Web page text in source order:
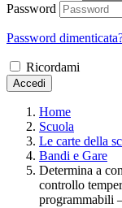
Password
Password
Ricordami
Accedi
Home
Scuola
Le carte della
Bandi e Gare
Determina a
controllo
programmabili